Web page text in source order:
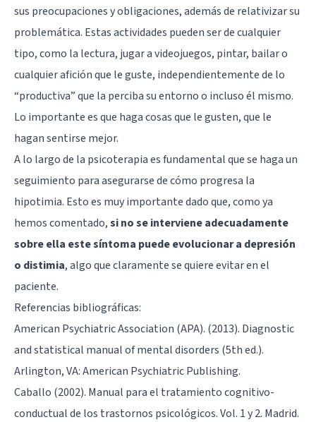
sus preocupaciones y obligaciones, además de relativizar su
problemática. Estas actividades pueden ser de cualquier
tipo, como la lectura, jugar a videojuegos, pintar, bailar o
cualquier afición que le guste, independientemente de lo
“productiva” que la perciba su entorno o incluso él mismo.
Lo importante es que haga cosas que le gusten, que le
hagan sentirse mejor.
A lo largo de la psicoterapia es fundamental que se haga un
seguimiento para asegurarse de cómo progresa la
hipotimia. Esto es muy importante dado que, como ya
hemos comentado,si no se interviene adecuadamente
sobre ella este síntoma puede evolucionar a depresión
o distimia, algo que claramente se quiere evitar en el
paciente.
Referencias bibliográficas:
American Psychiatric Association (APA). (2013). Diagnostic
and statistical manual of mental disorders (5th ed.).
Arlington, VA: American Psychiatric Publishing.
Caballo (2002). Manual para el tratamiento cognitivo-
conductual de los trastornos psicológicos. Vol. 1 y 2. Madrid.